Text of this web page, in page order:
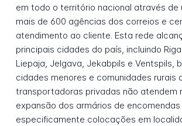
em todo o território nacional através de
mais de 600 agências dos correios e
atendimento ao cliente. Esta rede
principais cidades do país, incluindo
Liepaja, Jelgava, Jekabpils e Ventspils,
cidades menores e comunidades rurais
transportadoras privadas não atendem
expansão dos armários de encomendas
especificamente colocações em